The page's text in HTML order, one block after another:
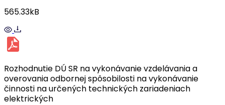
565.33kB
Rozhodnutie DÚ SR na vykonávanie vzdelávania a
overovania odbornej spôsobilosti na vykonávanie
činnosti na určených technických zariadeniach
elektrických